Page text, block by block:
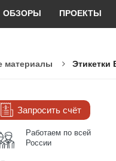
ОБЗОРЫ ПРОЕКТЫ
материалы Этикетки
Запросить счёт
Работаем по всей
России